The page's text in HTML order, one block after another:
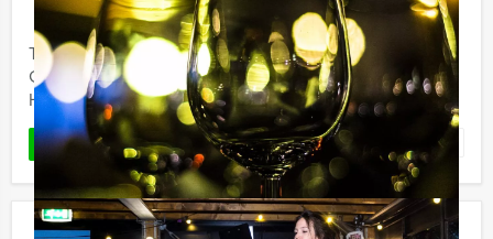
Tijdens de 'Ik hou van Holland Lunch' van Holland Tour
Guides in Zwolle gaan we het beroemde tv-spel spelen.
Heeft u alle kennis paraat? Wij zullen ...
LEES MEER Favoriet